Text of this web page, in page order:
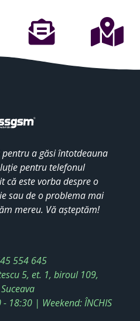
a găsi întotdeauna
pentru telefonul
că este vorba despre o
sau de o problema mai
mereu. Vă așteptăm!
554 645
5, et. 1, biroul 109,
Suceava
18:30 | Weekend: ÎNCHIS